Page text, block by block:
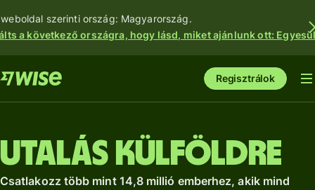
szerinti ország: Magyarország.
a következő országra, hogy lásd, miket ajánlunk ott:
Regisztrálok
Utalás külföldre
Csatlakozz több mint 14,8 millió emberhez, akik mind